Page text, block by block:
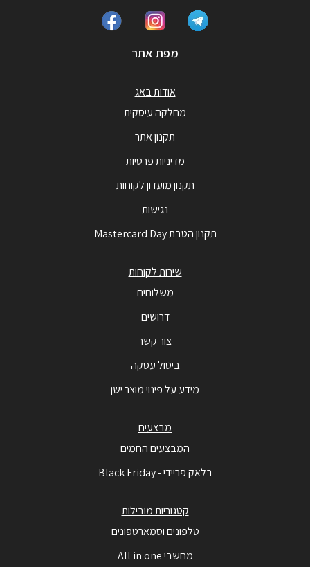
מפת אתר
אודות באג
מחלקה עיסקית
תקנון אתר
מדיניות פרטיות
תקנון מועדון לקוחות
נגישות
תקנון הטבת Mastercard Day
שירות לקוחות
משלוחים
דרושים
צור קשר
ביטול עסקה
מידע על פינוי מוצר ישן
מבצעים
המבצעים החמים
בלאק פריידי - Black Friday
קטגוריות מובילות
טלפונים וסמארטפונים
מחשבי All in one